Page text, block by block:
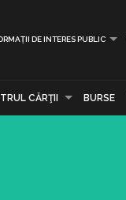
DE INTERES PUBLIC
CĂRŢII BURSE